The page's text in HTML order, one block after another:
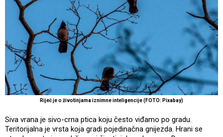
Riječ je o životinjama iznimne inteligencije (FOTO: Pixabay)
Siva vrana je sivo-crna ptica koju često viđamo po gradu.
Teritorijalna je vrsta koja gradi pojedinačna gnijezda. Hrani se